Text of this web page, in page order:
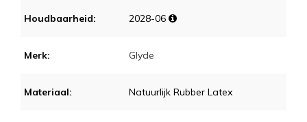
Houdbaarheid: 2028-06
Merk: Glyde
Materiaal: Natuurlijk Rubber Latex